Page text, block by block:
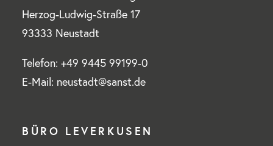
Herzog-Ludwig-Straße 17
93333 Neustadt
Telefon: +49 9445 99199-0
E-Mail: neustadt@sanst.de
BÜRO LEVERKUSEN